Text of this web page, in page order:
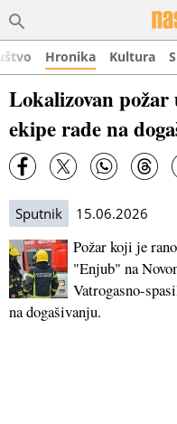
Hronika Kultura
Lokalizovan
ekipe rade na
Sputnik 15.06.2026
Požar koji je
"Enjub" na
Vatrogasno-
na dogašivanju.